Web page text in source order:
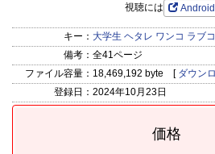
視聴には
キー： 大学生 ヘタレ ワンコ ラブ
備考： 全41ページ
ファイル容量： 18,469,192 byte [ ダウン
登録日： 2024年10月23日
価格